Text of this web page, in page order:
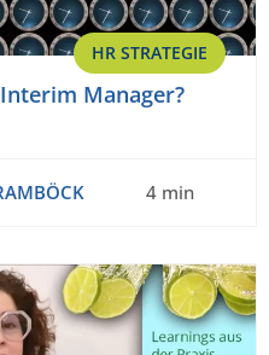
HR STRATEGIE
Manager?
4 min